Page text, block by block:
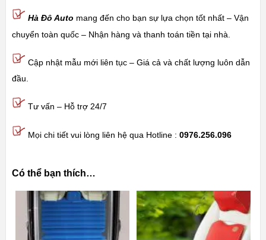
Hà Đô Auto mang đến cho bạn sự lựa chọn tốt nhất – Vận
chuyển toàn quốc – Nhận hàng và thanh toán tiền tại nhà.
Cập nhật mẫu mới liên tục – Giá cả và chất lượng luôn dẫn
đầu.
Tư vấn – Hỗ trợ 24/7
Mọi chi tiết vui lòng liên hệ qua Hotline : 0976.256.096
Có thể bạn thích…